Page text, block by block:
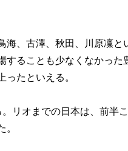
海、古澤、秋田、川原凜と
することも少なくなかった
たといえる。
リオまでの日本は、前半